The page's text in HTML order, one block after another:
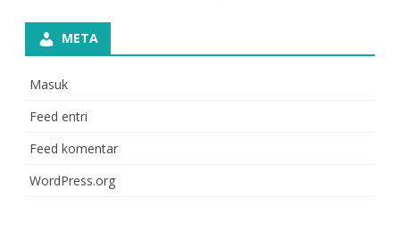
META
Masuk
Feed entri
Feed komentar
WordPress.org